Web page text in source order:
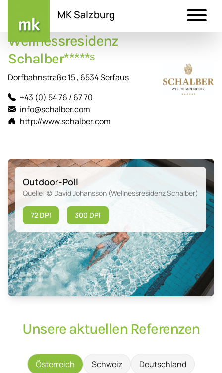
Inhalt
MK Salzburg
Wellnessresidenz
Schalber*****ˢ
Dorfbahnstraße 15 , 6534 Serfaus
+43 (0) 54 76 / 67 70
info@schalber.com
http://www.schalber.com
Outdoor-Poll
Quelle: (c) David Johansson (Wellnessresidenz Schalber)
72 DPI 300 DPI
Unsere aktuellen Referenzen
Österreich Schweiz
Deutschland